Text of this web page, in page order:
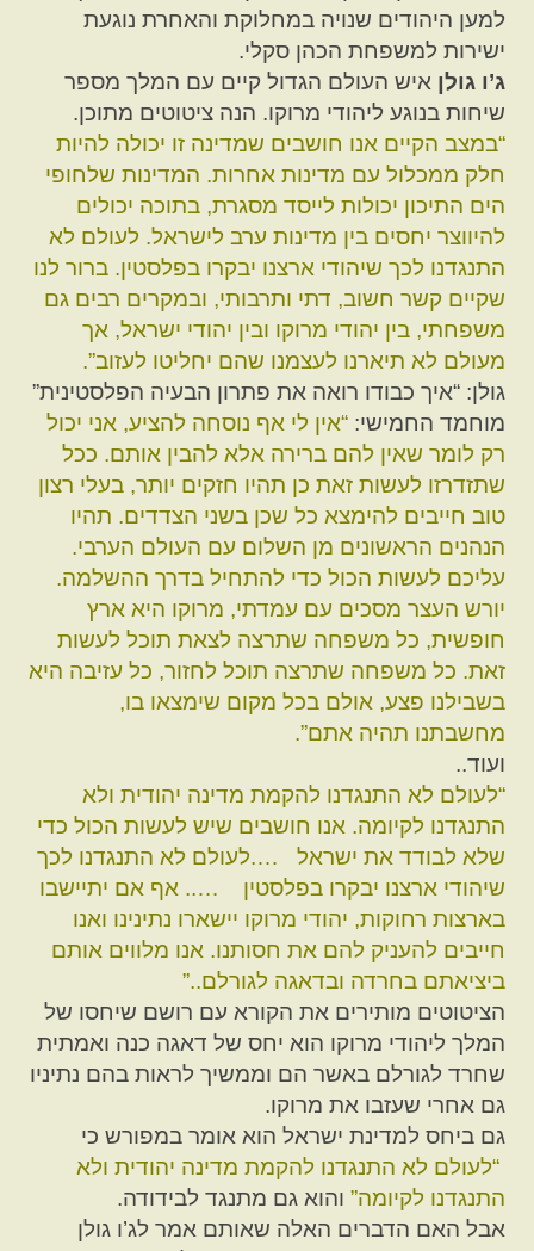
למען היהודים שנויה במחלוקת והאחרת נוגעת
ישירות למשפחת הכהן סקלי.
ג’ו גולן איש העולם הגדול קיים עם המלך מספר
שיחות בנוגע ליהודי מרוקו. הנה ציטוטים מתוכן.
“במצב הקיים אנו חושבים שמדינה זו יכולה להיות
חלק ממכלול עם מדינות אחרות. המדינות שלחופי
הים התיכון יכולות לייסד מסגרת, בתוכה יכולים
להיווצר יחסים בין מדינות ערב לישראל. לעולם לא
התנגדנו לכך שיהודי ארצנו יבקרו בפלסטין. ברור לנו
שקיים קשר חשוב, דתי ותרבותי, ובמקרים רבים גם
משפחתי, בין יהודי מרוקו ובין יהודי ישראל, אך
מעולם לא תיארנו לעצמנו שהם יחליטו לעזוב”.
גולן: “איך כבודו רואה את פתרון הבעיה הפלסטינית”
מוחמד החמישי: “אין לי אף נוסחה להציע, אני יכול
רק לומר שאין להם ברירה אלא להבין אותם. ככל
שתזדרזו לעשות זאת כן תהיו חזקים יותר, בעלי רצון
טוב חייבים להימצא כל שכן בשני הצדדים. תהיו
הנהנים הראשונים מן השלום עם העולם הערבי.
עליכם לעשות הכול כדי להתחיל בדרך ההשלמה.
יורש העצר מסכים עם עמדתי, מרוקו היא ארץ
חופשית, כל משפחה שתרצה לצאת תוכל לעשות
זאת. כל משפחה שתרצה תוכל לחזור, כל עזיבה היא
בשבילנו פצע, אולם בכל מקום שימצאו בו,
מחשבתנו תהיה אתם”.
ועוד..
“לעולם לא התנגדנו להקמת מדינה יהודית ולא
התנגדנו לקיומה. אנו חושבים שיש לעשות הכול כדי
שלא לבודד את ישראל ….לעולם לא התנגדנו לכך
שיהודי ארצנו יבקרו בפלסטין ….. אף אם יתיישבו
בארצות רחוקות, יהודי מרוקו יישארו נתינינו ואנו
חייבים להעניק להם את חסותנו. אנו מלווים אותם
ביציאתם בחרדה ובדאגה לגורלם..”
הציטוטים מותירים את הקורא עם רושם שיחסו של
המלך ליהודי מרוקו הוא יחס של דאגה כנה ואמתית
שחרד לגורלם באשר הם וממשיך לראות בהם נתיניו
גם אחרי שעזבו את מרוקו.
גם ביחס למדינת ישראל הוא אומר במפורש כי
“לעולם לא התנגדנו להקמת מדינה יהודית ולא
התנגדנו לקיומה” והוא גם מתנגד לבידודה.
אבל האם הדברים האלה שאותם אמר לג’ו גולן